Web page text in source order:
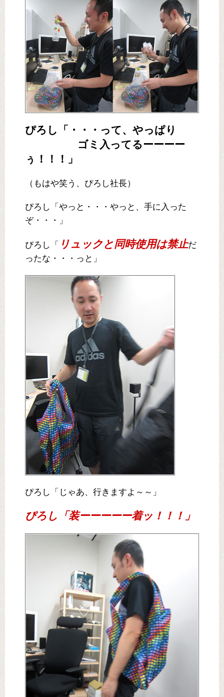
ぴろし「・・・って、やっぱり
ゴミ入ってるーーーー
ぅ！！！」
（もはや笑う、ぴろし社長）
ぴろし「やっと・・・やっと、手に入った
ぞ・・・」
ぴろし「 リュックと同時使用は禁止だ
ったな・・・っと」
ぴろし「じゃあ、行きますよ～～」
ぴろし「装ーーーーー着ッ！！！」